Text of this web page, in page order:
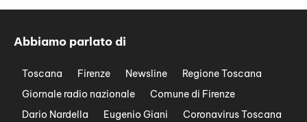
Abbiamo parlato di
Toscana Firenze Newsline
Regione Toscana
Giornale radio nazionale
Comune di Firenze
Dario Nardella
Eugenio Giani
Coronavirus Toscana